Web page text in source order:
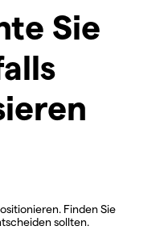
Sie
Finden Sie
sollten.